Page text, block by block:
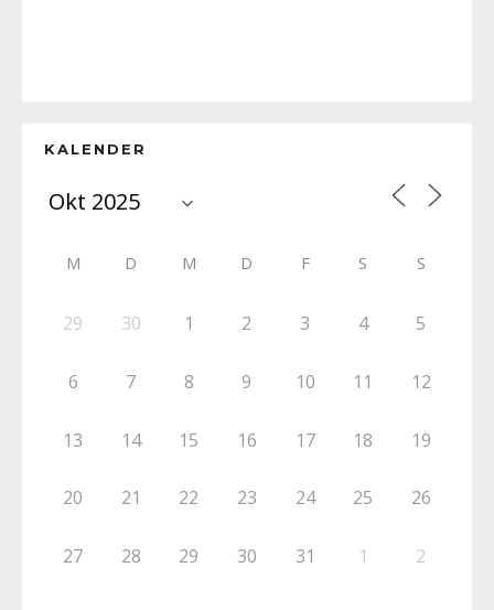
KALENDER
M D M D F S S
29 30 1 2 3 4 5
6 7 8 9 10 11 12
13 14 15 16 17 18 19
20 21 22 23 24 25 26
27 28 29 30 31 1 2